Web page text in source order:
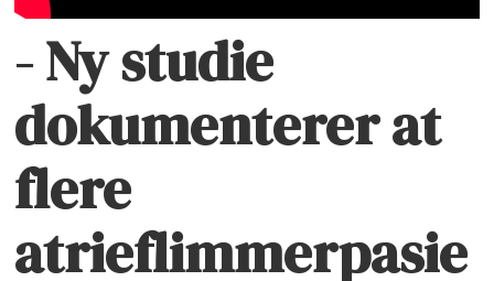
- Ny studie
dokumenterer at
flere
atrieflimmerpasie